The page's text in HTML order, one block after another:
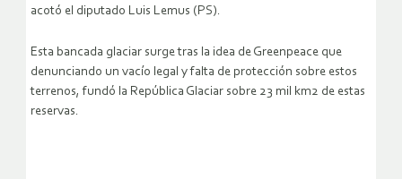
acotó el diputado Luis Lemus (PS).
Esta bancada glaciar surge tras la idea de Greenpeace que
denunciando un vacío legal y falta de protección sobre estos
terrenos, fundó la República Glaciar sobre 23 mil km2 de estas
reservas.